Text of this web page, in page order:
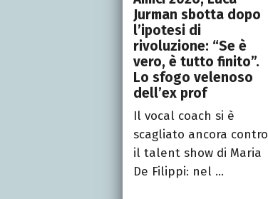
Jurman sbotta dopo
l’ipotesi di
rivoluzione: “Se è
vero, è tutto finito”.
Lo sfogo velenoso
dell’ex prof
Il vocal coach si è
scagliato ancora contro
il talent show di Maria
De Filippi: nel ...